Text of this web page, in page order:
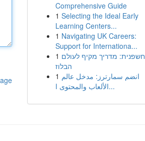
Comprehensive Guide
1 Selecting the Ideal Early
Learning Centers...
1 Navigating UK Careers:
Support for Internationa...
1 חשפנית: מדריך מקיף לעולם
הבלוז
1 انضم سمارترز: مدخل عالم
الألعاب والمحتوى ا...